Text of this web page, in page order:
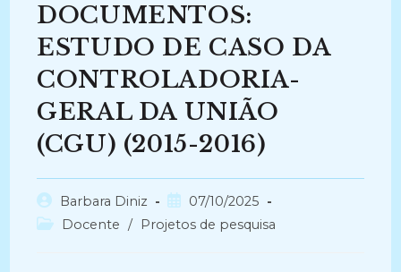
DOCUMENTOS:
ESTUDO DE CASO DA
CONTROLADORIA-
GERAL DA UNIÃO
(CGU) (2015-2016)
Autor
do
Barbara Diniz
Post
publicado:
07/10/2025
Categoria
Docente / Projetos de pesquisa